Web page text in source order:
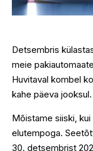
Detsembris
meie
Huvitaval kombel
kahe päeva jooksul.
Mõistame siiski,
elutempoga.
30. detsembrist